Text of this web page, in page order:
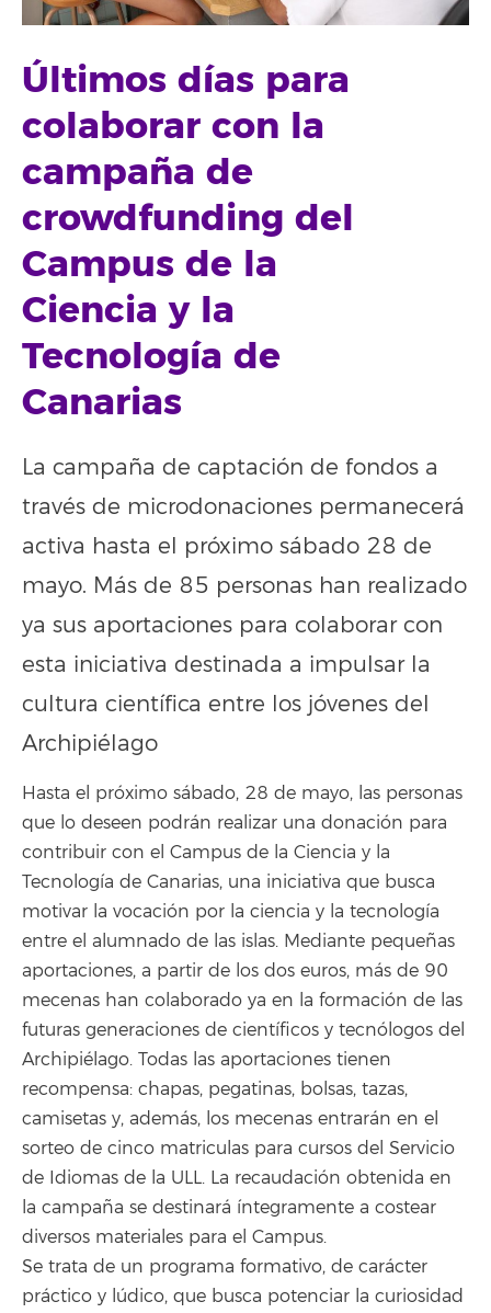
Últimos días para
colaborar con la
campaña de
crowdfunding del
Campus de la
Ciencia y la
Tecnología de
Canarias
La campaña de captación de fondos a
través de microdonaciones permanecerá
activa hasta el próximo sábado 28 de
mayo. Más de 85 personas han realizado
ya sus aportaciones para colaborar con
esta iniciativa destinada a impulsar la
cultura científica entre los jóvenes del
Archipiélago
Hasta el próximo sábado, 28 de mayo, las personas
que lo deseen podrán realizar una donación para
contribuir con el Campus de la Ciencia y la
Tecnología de Canarias, una iniciativa que busca
motivar la vocación por la ciencia y la tecnología
entre el alumnado de las islas. Mediante pequeñas
aportaciones, a partir de los dos euros, más de 90
mecenas han colaborado ya en la formación de las
futuras generaciones de científicos y tecnólogos del
Archipiélago. Todas las aportaciones tienen
recompensa: chapas, pegatinas, bolsas, tazas,
camisetas y, además, los mecenas entrarán en el
sorteo de cinco matriculas para cursos del Servicio
de Idiomas de la ULL. La recaudación obtenida en
la campaña se destinará íntegramente a costear
diversos materiales para el Campus.
Se trata de un programa formativo, de carácter
práctico y lúdico, que busca potenciar la curiosidad